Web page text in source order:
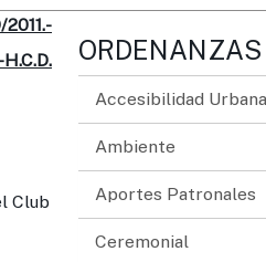
Club
ORDENANZAS
Accesibilidad Urbana
Ambiente
Aportes Patronales
Ceremonial